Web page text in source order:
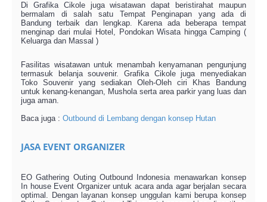
Di Grafika Cikole juga wisatawan dapat beristirahat maupun
bermalam di salah satu Tempat Penginapan yang ada di
Bandung terbaik dan lengkap. Karena ada beberapa tempat
menginap dari mulai Hotel, Pondokan Wisata hingga Camping (
Keluarga dan Massal )
Fasilitas wisatawan untuk menambah kenyamanan pengunjung
termasuk belanja souvenir. Grafika Cikole juga menyediakan
Toko Souvenir yang sediakan Oleh-Oleh ciri Khas Bandung
untuk kenang-kenangan, Mushola serta area parkir yang luas dan
juga aman.
Baca juga : Outbound di Lembang dengan konsep Hutan
JASA EVENT ORGANIZER
EO Gathering Outing Outbound Indonesia menawarkan konsep
In house Event Organizer untuk acara anda agar berjalan secara
optimal. Dengan layanan konsep unggulan kami berupa konsep